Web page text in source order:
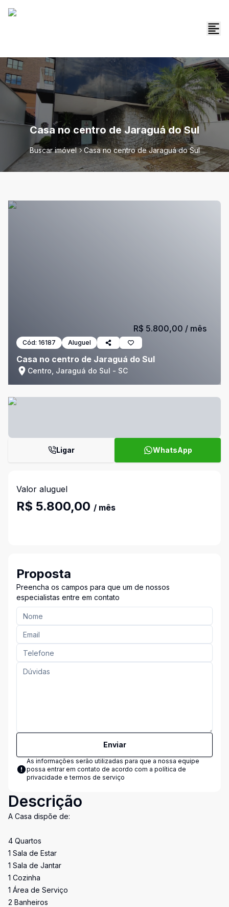
Casa no centro de Jaraguá do Sul
Buscar imóvel Casa no centro de Jaraguá do Sul
Cód: 16187 Aluguel
Casa no centro de Jaraguá do Sul
Centro, Jaraguá do Sul - SC
R$ 5.800,00 / mês
Ligar WhatsApp
Valor aluguel
R$ 5.800,00 / mês
Proposta
Preencha os campos para que um de nossos
especialistas entre em contato
Enviar
As informações serão utilizadas para que a nossa equipe
possa entrar em contato de acordo com a política de
privacidade e termos de serviço
Descrição
A Casa dispõe de:
4 Quartos
1 Sala de Estar
1 Sala de Jantar
1 Cozinha
1 Área de Serviço
2 Banheiros